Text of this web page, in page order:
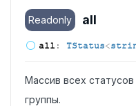
Readonly all
all : TStatus<
Массив всех
группы.